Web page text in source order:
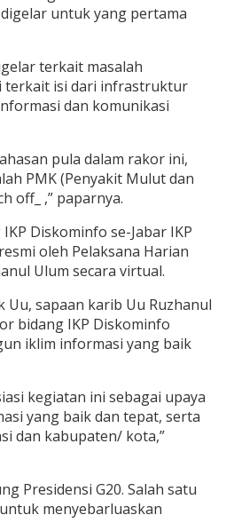
digelar untuk yang pertama
terkait masalah
terkait isi dari infrastruktur
dan komunikasi
pula dalam rakor ini,
PMK (Penyakit Mulut dan
off_ ,” paparnya.
Diskominfo se-Jabar IKP
oleh Pelaksana Harian
Ulum secara virtual.
Uu, sapaan karib Uu Ruzhanul
bidang IKP Diskominfo
iklim informasi yang baik
kegiatan ini sebagai upaya
yang baik dan tepat, serta
dan kabupaten/ kota,”
Presidensi G20. Salah satu
menyebarluaskan